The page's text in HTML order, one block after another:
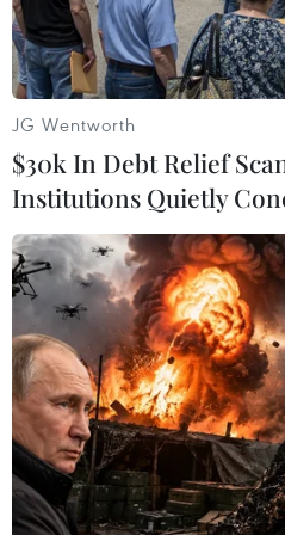
5 dự án điện ảnh mới có khả
JG Wentworth
$30k In Debt Relief
Institutions Quietly